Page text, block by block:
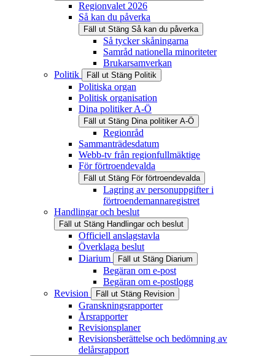
Regionvalet 2026
Så kan du påverka
Fäll ut Stäng Så kan du påverka
Så tycker skåningarna
Samråd nationella minoriteter
Brukarsamverkan
Politik
Fäll ut Stäng Politik
Politiska organ
Politisk organisation
Dina politiker A-Ö
Fäll ut Stäng Dina politiker A-Ö
Regionråd
Sammanträdesdatum
Webb-tv från regionfullmäktige
För förtroendevalda
Fäll ut Stäng För förtroendevalda
Lagring av personuppgifter i
förtroendemannaregistret
Handlingar och beslut
Fäll ut Stäng Handlingar och beslut
Officiell anslagstavla
Överklaga beslut
Diarium
Fäll ut Stäng Diarium
Begäran om e-post
Begäran om e-postlogg
Revision
Fäll ut Stäng Revision
Granskningsrapporter
Årsrapporter
Revisionsplaner
Revisionsberättelse och bedömning av
delårsrapport